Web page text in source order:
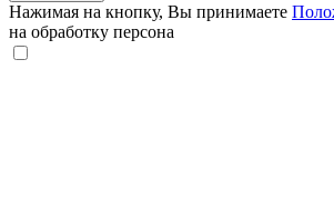
Нажимая на кнопку, Вы принимаете
на обработку персона